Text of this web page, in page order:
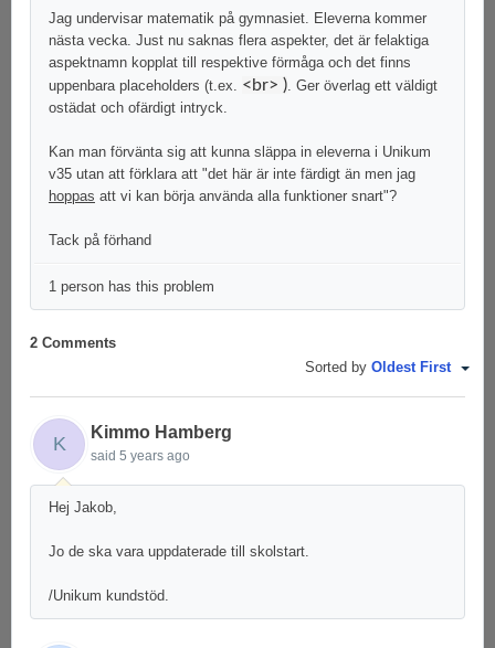
Jag undervisar matematik på gymnasiet. Eleverna kommer
nästa vecka. Just nu saknas flera aspekter, det är felaktiga
aspektnamn kopplat till respektive förmåga och det finns
uppenbara placeholders (t.ex. <br> ). Ger överlag ett väldigt
ostädat och ofärdigt intryck.
Kan man förvänta sig att kunna släppa in eleverna i Unikum
v35 utan att förklara att "det här är inte färdigt än men jag
hoppas att vi kan börja använda alla funktioner snart"?
Tack på förhand
1 person has this problem
2 Comments
Sorted by Oldest First
K
Kimmo Hamberg
said 5 years ago
Hej Jakob,
Jo de ska vara uppdaterade till skolstart.
/Unikum kundstöd.